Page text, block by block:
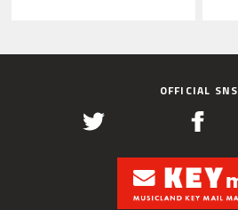
OFFICIAL SNS